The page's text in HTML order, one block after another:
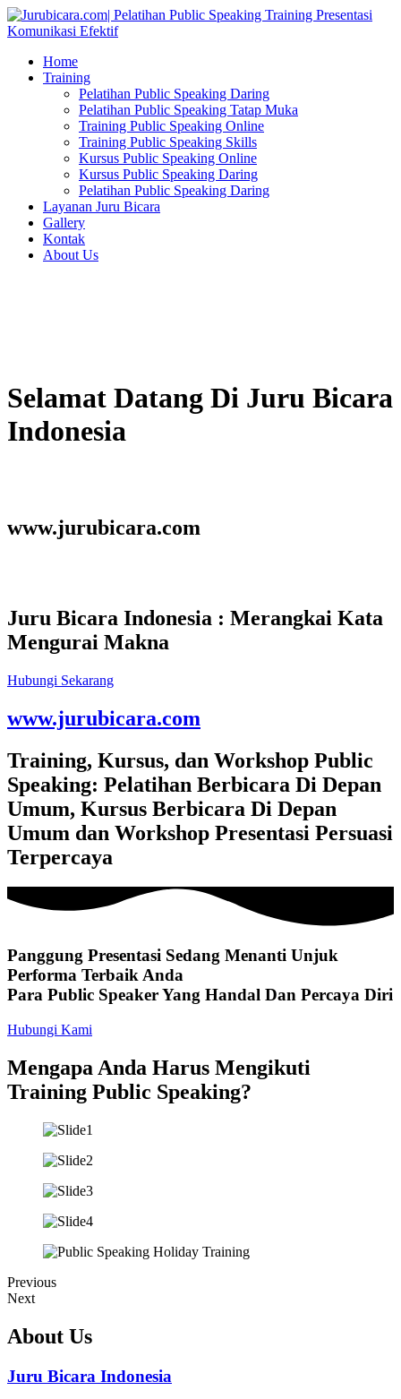
Home
Training
Pelatihan Public Speaking Daring
Pelatihan Public Speaking Tatap Muka
Training Public Speaking Online
Training Public Speaking Skills
Kursus Public Speaking Online
Kursus Public Speaking Daring
Pelatihan Public Speaking Daring
Layanan Juru Bicara
Gallery
Kontak
About Us
Selamat Datang Di Juru Bicara
Indonesia
www.jurubicara.com
Juru Bicara Indonesia : Merangkai Kata
Mengurai Makna
Hubungi Sekarang
www.jurubicara.com
Training, Kursus, dan Workshop Public
Speaking: Pelatihan Berbicara Di Depan
Umum, Kursus Berbicara Di Depan
Umum dan Workshop Presentasi Persuasi
Terpercaya
Panggung Presentasi Sedang Menanti Unjuk
Performa Terbaik Anda
Para Public Speaker Yang Handal Dan Percaya Diri
Hubungi Kami
Mengapa Anda Harus Mengikuti
Training Public Speaking?
Previous
Next
About Us
Juru Bicara Indonesia